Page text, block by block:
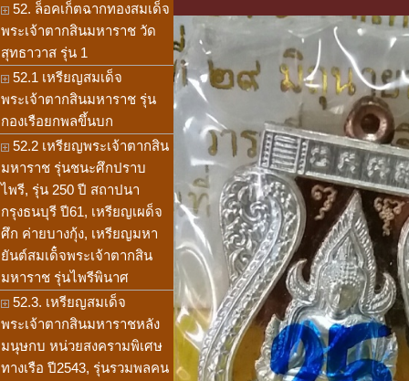
52. ล็อคเก็ตฉากทองสมเด็จ
พระเจ้าตากสินมหาราช วัด
สุทธาวาส รุ่น 1
52.1 เหรียญสมเด็จ
พระเจ้าตากสินมหาราช รุ่น
กองเรือยกพลขึ้นบก
52.2 เหรียญพระเจ้าตากสิน
มหาราช รุ่นชนะศึกปราบ
ไพรี, รุ่น 250 ปี สถาปนา
กรุงธนบุรี ปี61, เหรียญเผด็จ
ศึก ค่ายบางกุ้ง, เหรียญมหา
ยันต์สมเด็๋จพระเจ้าตากสิน
มหาราช รุ่นไพรีพินาศ
52.3. เหรียญสมเด็จ
พระเจ้าตากสินมหาราชหลัง
มนุษกบ หน่วยสงครามพิเศษ
ทางเรือ ปี2543, รุ่นรวมพลคน